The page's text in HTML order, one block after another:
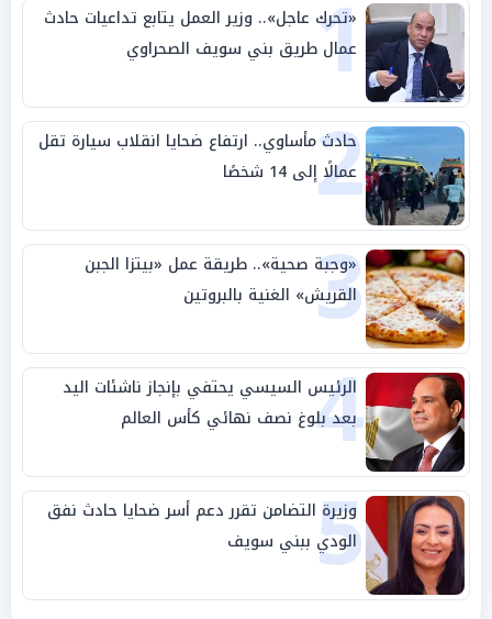
1
«تحرك عاجل».. وزير العمل يتابع تداعيات حادث
عمال طريق بني سويف الصحراوي
2
حادث مأساوي.. ارتفاع ضحايا انقلاب سيارة تقل
عمالًا إلى 14 شخصًا
3
«وجبة صحية».. طريقة عمل «بيتزا الجبن
القريش» الغنية بالبروتين
4
الرئيس السيسي يحتفي بإنجاز ناشئات اليد
بعد بلوغ نصف نهائي كأس العالم
5
وزيرة التضامن تقرر دعم أسر ضحايا حادث نفق
الودي ببني سويف